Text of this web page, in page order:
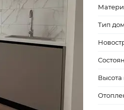
Тип
Высота